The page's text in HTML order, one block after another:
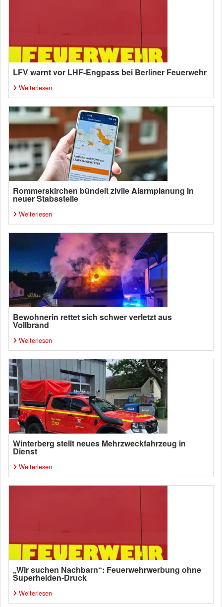
LFV warnt vor LHF-Engpass bei Berliner Feuerwehr
Weiterlesen
Rommerskirchen bündelt zivile Alarmplanung in
neuer Stabsstelle
Weiterlesen
Bewohnerin rettet sich schwer verletzt aus
Vollbrand
Weiterlesen
Winterberg stellt neues Mehrzweckfahrzeug in
Dienst
Weiterlesen
„Wir suchen Nachbarn“: Feuerwehrwerbung ohne
Superhelden-Druck
Weiterlesen